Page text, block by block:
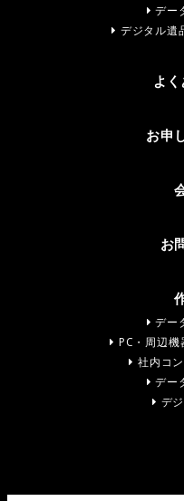
デー
デジタル遺
よ
お申
お
デー
PC・周辺
社内コ
デー
デ